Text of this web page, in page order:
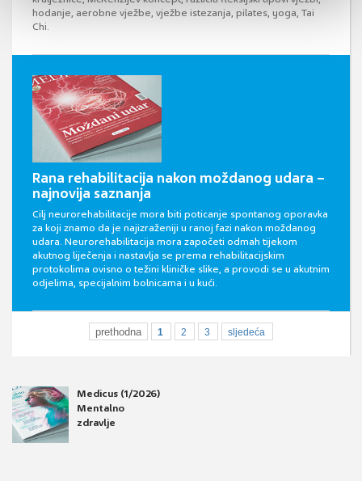
hodanje, aerobne vježbe, vježbe istezanja, pilates, yoga, Tai
Chi.
Rana rehabilitacija nakon moždanog udara –
najnovija saznanja
Cilj neurorehabilitacije mora biti poticanje spontanog oporavka
za koji znamo da je najizraženiji u ranoj fazi nakon moždanog
udara. Neurorehabilitacija mora započeti odmah tijekom
akutnog liječenja i nastavlja se prema rehabilitacijskim
protokolima ovisno o težini kliničke slike, a provodi se u akutnim
odjelima, specijalnim bolnicama i u kući.
prethodna 1 2 3 sljedeća
Medicus (1/2026)
Mentalno
zdravlje